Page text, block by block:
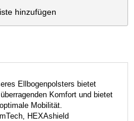
hinzufügen
Ellbogenpolsters bietet
Komfort und bietet
Mobilität.
HEXAshield